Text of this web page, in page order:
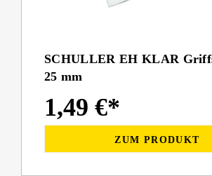
SCHULLER EH KLAR
25 mm
1,49 €*
ZUM PRODUKT